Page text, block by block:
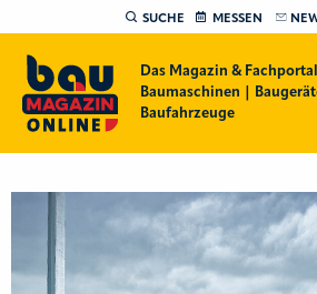
SUCHE MESSEN
Das Magazin &
Baumaschinen |
Baufahrzeuge